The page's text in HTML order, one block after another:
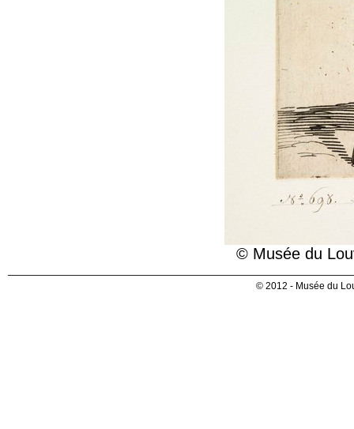
© Musée du
© 2012 - Musée du